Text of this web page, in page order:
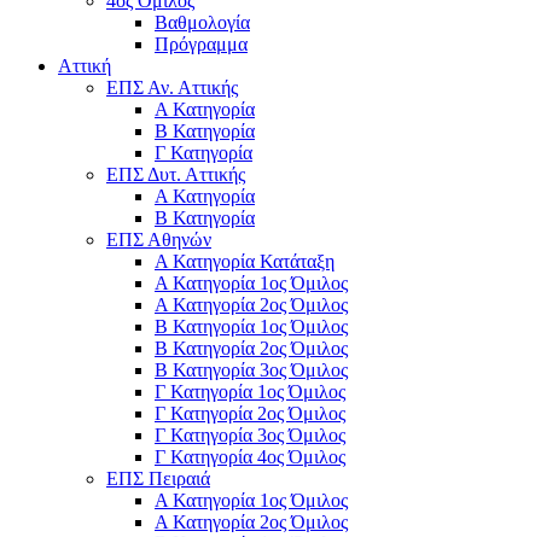
Βαθμολογία
Πρόγραμμα
Αττική
ΕΠΣ Αν. Αττικής
Α Κατηγορία
Β Κατηγορία
Γ Κατηγορία
ΕΠΣ Δυτ. Αττικής
Α Κατηγορία
Β Κατηγορία
ΕΠΣ Αθηνών
Α Κατηγορία Κατάταξη
Α Κατηγορία 1ος Όμιλος
Α Κατηγορία 2ος Όμιλος
Β Κατηγορία 1ος Όμιλος
Β Κατηγορία 2ος Όμιλος
Β Κατηγορία 3ος Όμιλος
Γ Κατηγορία 1ος Όμιλος
Γ Κατηγορία 2ος Όμιλος
Γ Κατηγορία 3ος Όμιλος
Γ Κατηγορία 4ος Όμιλος
ΕΠΣ Πειραιά
Α Κατηγορία 1ος Όμιλος
Α Κατηγορία 2ος Όμιλος